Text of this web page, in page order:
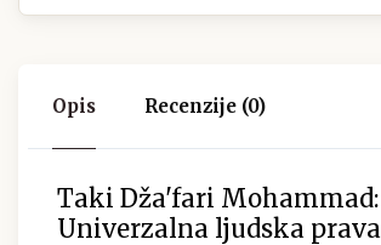
Opis Recenzije (0)
Taki Dža'fari Mohammad:
Univerzalna ljudska prava